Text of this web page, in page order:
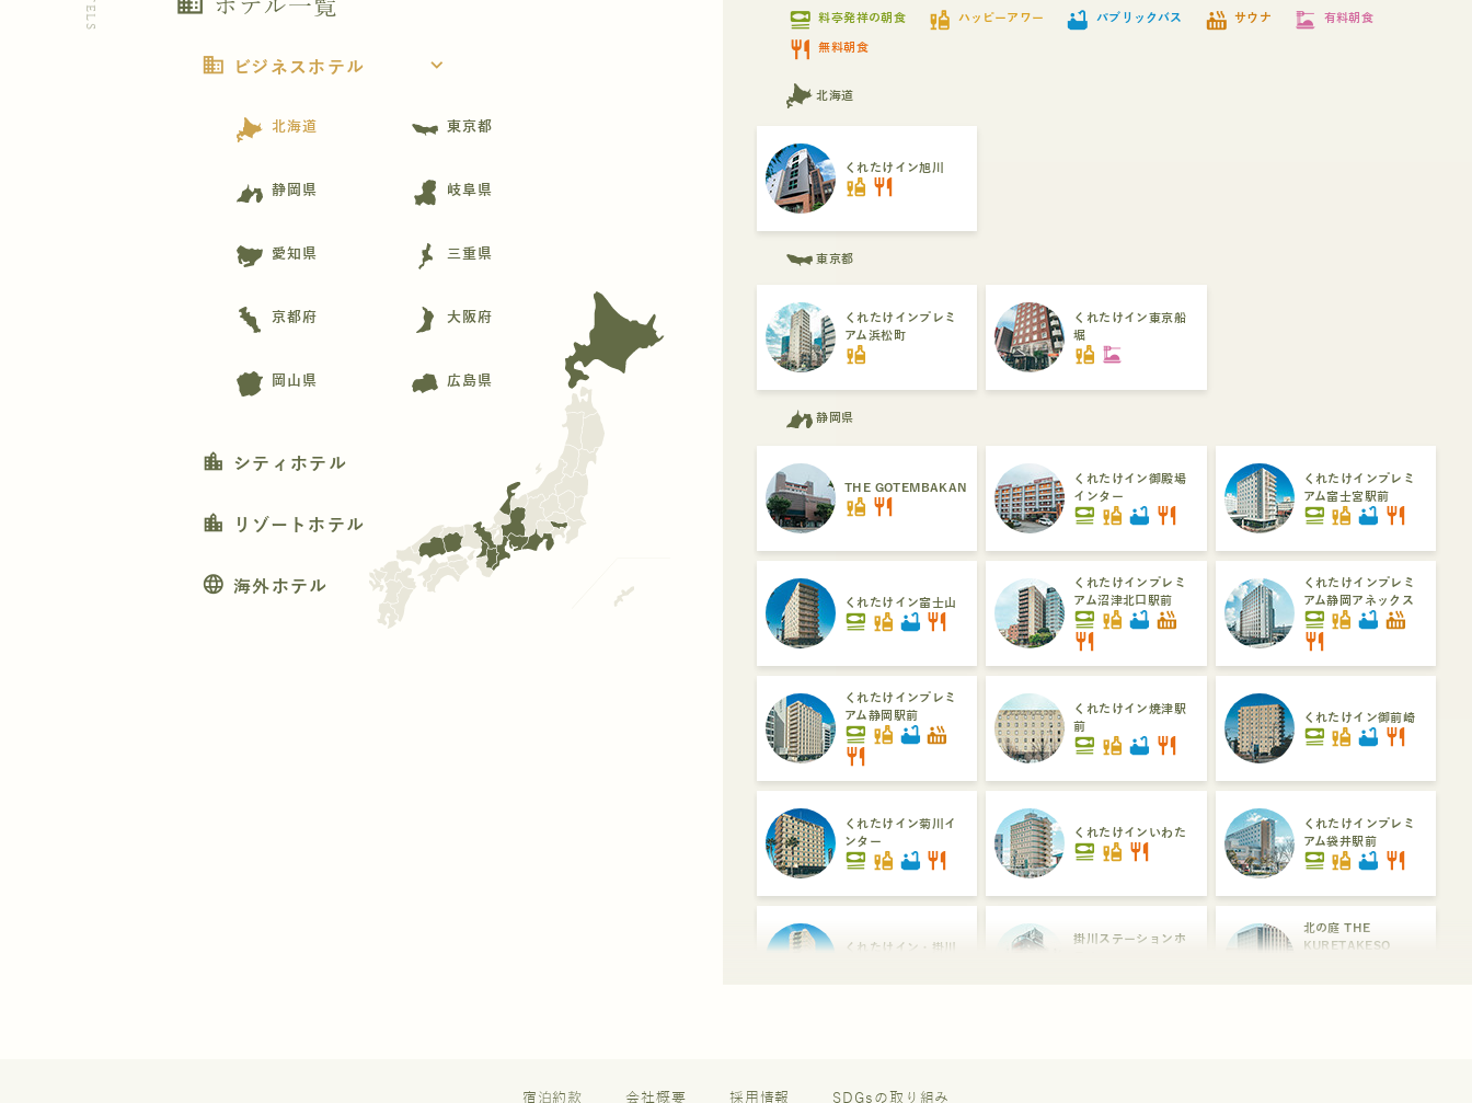
ホテル一覧
business ビジネスホテル expand_more
北海道 東京都
静岡県 岐阜県
愛知県 三重県
京都府 大阪府
岡山県 広島県
location_city シティホテル
location_city リゾートホテル
language 海外ホテル
set_meal 料亭発祥の朝食 liquor ハッピーアワー bathtub パブリックバス hot_tub サウナ dinner_dining 有料朝食
restaurant 無料朝食
北海道
くれたけイン旭川
liquor restaurant
東京都
くれたけインプレミ
アム浜松町
liquor
くれたけイン東京船
堀
liquor dinner_dining
静岡県
THE GOTEMBAKAN
liquor restaurant
くれたけイン御殿場
インター
set_meal liquor bathtub restaurant
くれたけインプレミ
アム富士宮駅前
set_meal liquor bathtub restaurant
くれたけイン富士山
set_meal liquor bathtub restaurant
くれたけインプレミ
アム沼津北口駅前
set_meal liquor bathtub hot_tub
restaurant
くれたけインプレミ
アム静岡アネックス
set_meal liquor bathtub hot_tub
restaurant
くれたけインプレミ
アム静岡駅前
set_meal liquor bathtub hot_tub
restaurant
くれたけイン焼津駅
前
set_meal liquor bathtub restaurant
くれたけイン御前崎
set_meal liquor bathtub restaurant
くれたけイン菊川イ
ンター
set_meal liquor bathtub restaurant
くれたけインいわた
set_meal liquor restaurant
くれたけインプレミ
アム袋井駅前
set_meal liquor bathtub restaurant
くれたけイン・掛川
掛川ステーションホ
北の庭 THE
KURETAKESO
set_meal liquorrestaurant
宿泊約款 会社概要 採用情報 SDGsの取り組み